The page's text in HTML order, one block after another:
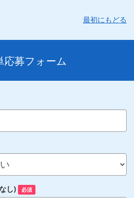
最初にもどる
応募フォーム
し) 必須